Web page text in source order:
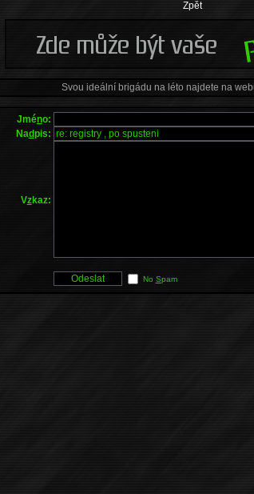
Zpět
Svou ideální brigádu na léto najdete na
Jméno:
Nadpis:
Vzkaz:
No Spam